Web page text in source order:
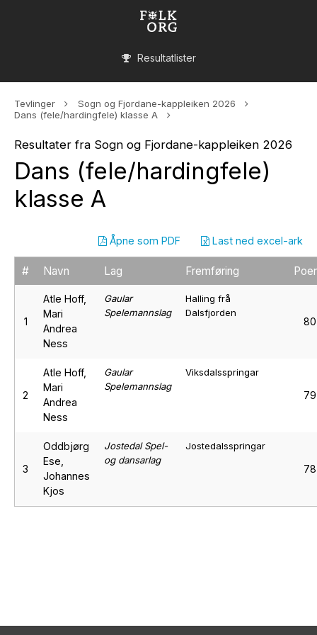
Resultatlister
Tevlinger
Sogn og Fjordane-kappleiken 2026
Dans (fele/hardingfele) klasse A
Resultater fra Sogn og Fjordane-kappleiken 2026
Dans (fele/hardingfele)
klasse A
Last ned excel-ark
Åpne som PDF
# Navn Lag Fremføring
1
Atle Hoff,
Mari
Andrea
Ness
Gaular
Spelemannslag
Halling frå
Dalsfjorden
80
2
Atle Hoff,
Mari
Andrea
Ness
Gaular
Spelemannslag
Viksdalsspringar
79
3
Oddbjørg
Ese,
Johannes
Kjos
Jostedal Spel-
og dansarlag
Jostedalsspringar
78